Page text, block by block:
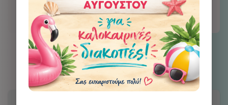
Ασφαλείς συναλλαγές